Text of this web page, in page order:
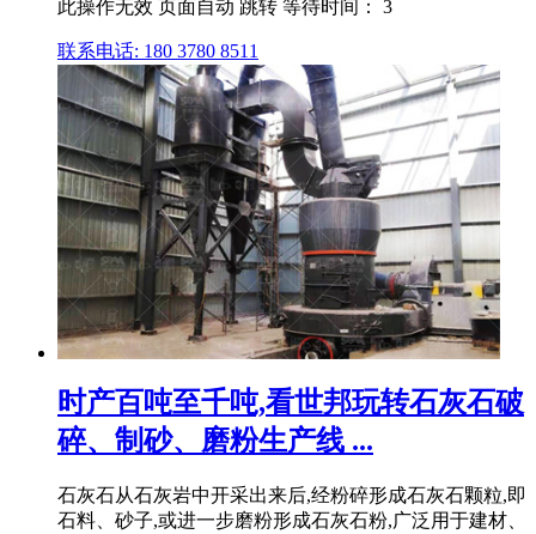
此操作无效 页面自动 跳转 等待时间： 3
联系电话: 180 3780 8511
时产百吨至千吨,看世邦玩转石灰石破
碎、制砂、磨粉生产线 ...
石灰石从石灰岩中开采出来后,经粉碎形成石灰石颗粒,即
石料、砂子,或进一步磨粉形成石灰石粉,广泛用于建材、